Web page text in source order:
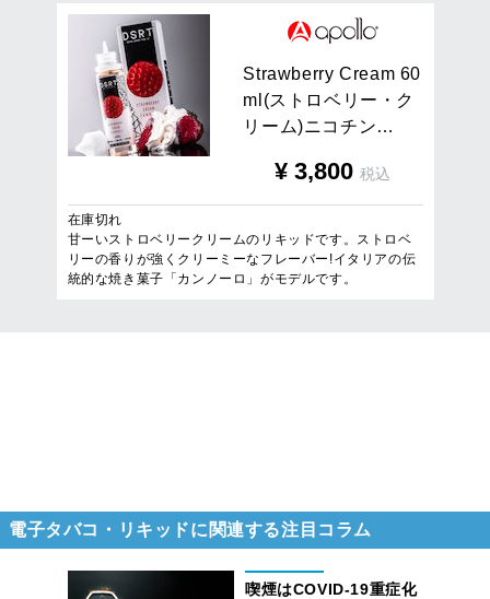
Strawberry Cream 60
m (ス ト ロベ リ ー ・ ク
リ ー ム)ニコチ ン…
¥ 3,800 税込
在庫切れ
甘ーいストロベリークリームのリキッドです。ストロベ
リーの香りが強くクリーミーなフレーバー!イタリアの伝
統的な焼き菓子「カンノーロ」がモデルです。
電子タバコ・リキッドに関連する注目コラム
喫煙はCOVID-19重症化